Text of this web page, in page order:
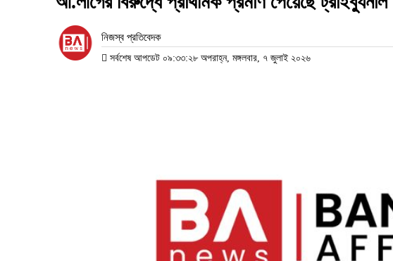
নিজস্ব প্রতিবেদক
সর্বশেষ আপডেট ০৯:৩৩:২৮ অপরাহ্ন, মঙ্গলবার, ৭ জুলাই ২০২৬